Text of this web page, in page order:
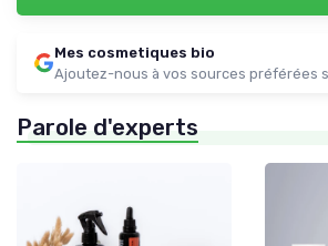
Mes cosmetiques bio
Ajoutez-nous à vos sources préférées
Parole d'experts